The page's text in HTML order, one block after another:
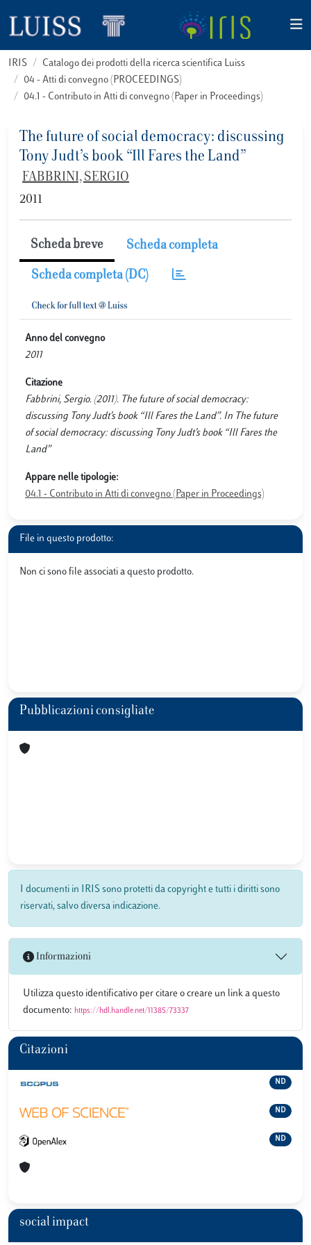
IRIS
Catalogo dei prodotti della ricerca scientifica Luiss
04 - Atti di convegno (PROCEEDINGS)
04.1 - Contributo in Atti di convegno (Paper in Proceedings)
The future of social democracy: discussing
Tony Judt’s book “Ill Fares the Land”
FABBRINI, SERGIO
2011
Scheda breve Scheda completa
Scheda completa (DC)
Anno del convegno
2011
Citazione
Fabbrini, Sergio. (2011). The future of social democracy:
discussing Tony Judt’s book “Ill Fares the Land”. In The future
of social democracy: discussing Tony Judt’s book “Ill Fares the
Land”
Appare nelle tipologie:
04.1 - Contributo in Atti di convegno (Paper in Proceedings)
File in questo prodotto:
Non ci sono file associati a questo prodotto.
Pubblicazioni consigliate
I documenti in IRIS sono protetti da copyright e tutti i diritti sono
riservati, salvo diversa indicazione.
Informazioni
Utilizza questo identificativo per citare o creare un link a questo
documento: https://hdl.handle.net/11385/73337
Citazioni
ND
ND
ND
social impact